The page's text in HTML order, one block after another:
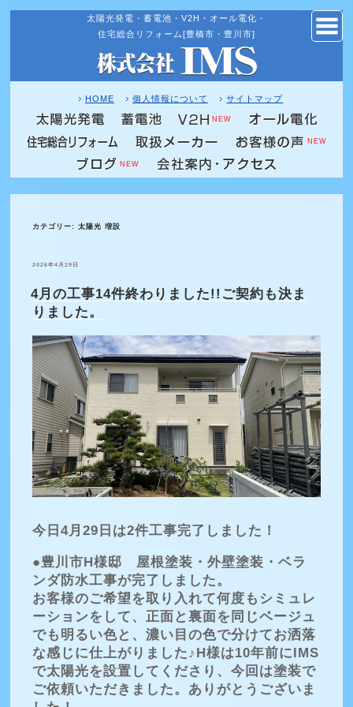
コ
ン
ン
ツ
へ
ス
キ
ッ
プ
太陽光発電・蓄電池・V2H・オール電化・
住宅総合リフォーム[豊橋市・豊川市]
HOME 個人情報について サイトマップ
NEW
NEW
NEW
カテゴリー:太陽光 増設
投
2026年4月29日
4月の工事14件終わりました!!ご契約も決ま
りました。
今日4月29日は2件工事完了しました！
●豊川市H様邸 屋根塗装・外壁塗装・ベラ
ンダ防水工事が完了しました。
お客様のご希望を取り入れて何度もシミュレ
ーションをして、正面と裏面を同じベージュ
でも明るい色と、濃い目の色で分けてお洒落
な感じに仕上がりました♪H様は10年前にIMS
で太陽光を設置してくださり、今回は塗装で
ご依頼いただきました。ありがとうございま